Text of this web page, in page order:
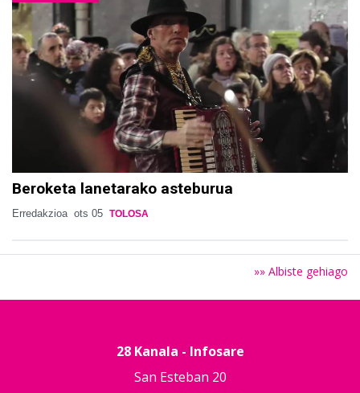
Beroketa lanetarako asteburua
Erredakzioa ots 05 TOLOSA
»» Albiste gehiago
28 Kanala - Infosare
San Esteban 20